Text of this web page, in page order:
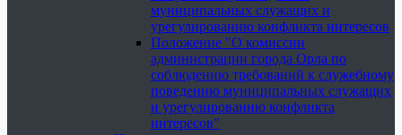
муниципальных служащих и
урегулированию конфликта интересов
Положение "О комиссии
администрации города Орла по
соблюдению требований к служебному
поведению муниципальных служащих
и урегулированию конфликта
интересов"